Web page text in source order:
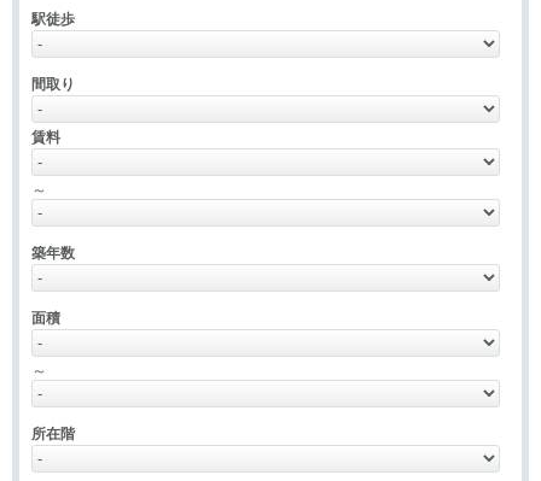
駅徒歩
間取り
賃料
～
築年数
面積
～
所在階